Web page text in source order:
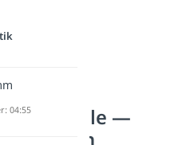
—
04:55